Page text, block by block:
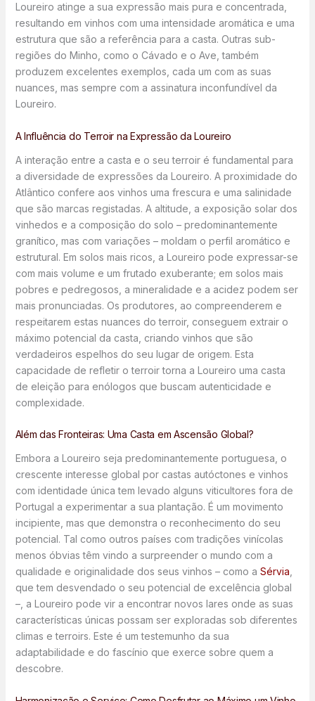
Loureiro atinge a sua expressão mais pura e concentrada,
resultando em vinhos com uma intensidade aromática e uma
estrutura que são a referência para a casta. Outras sub-
regiões do Minho, como o Cávado e o Ave, também
produzem excelentes exemplos, cada um com as suas
nuances, mas sempre com a assinatura inconfundível da
Loureiro.
A Influência do Terroir na Expressão da Loureiro
A interação entre a casta e o seu terroir é fundamental para
a diversidade de expressões da Loureiro. A proximidade do
Atlântico confere aos vinhos uma frescura e uma salinidade
que são marcas registadas. A altitude, a exposição solar dos
vinhedos e a composição do solo – predominantemente
granítico, mas com variações – moldam o perfil aromático e
estrutural. Em solos mais ricos, a Loureiro pode expressar-se
com mais volume e um frutado exuberante; em solos mais
pobres e pedregosos, a mineralidade e a acidez podem ser
mais pronunciadas. Os produtores, ao compreenderem e
respeitarem estas nuances do terroir, conseguem extrair o
máximo potencial da casta, criando vinhos que são
verdadeiros espelhos do seu lugar de origem. Esta
capacidade de refletir o terroir torna a Loureiro uma casta
de eleição para enólogos que buscam autenticidade e
complexidade.
Além das Fronteiras: Uma Casta em Ascensão Global?
Embora a Loureiro seja predominantemente portuguesa, o
crescente interesse global por castas autóctones e vinhos
com identidade única tem levado alguns viticultores fora de
Portugal a experimentar a sua plantação. É um movimento
incipiente, mas que demonstra o reconhecimento do seu
potencial. Tal como outros países com tradições vinícolas
menos óbvias têm vindo a surpreender o mundo com a
qualidade e originalidade dos seus vinhos – como a Sérvia,
que tem desvendado o seu potencial de excelência global
–, a Loureiro pode vir a encontrar novos lares onde as suas
características únicas possam ser exploradas sob diferentes
climas e terroirs. Este é um testemunho da sua
adaptabilidade e do fascínio que exerce sobre quem a
descobre.